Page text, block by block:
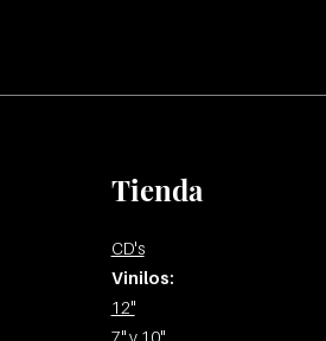
Tienda
CD's
Vinilos:
12"
7" y 10"